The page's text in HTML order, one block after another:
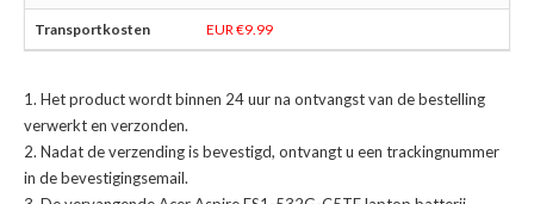
EUR €9.99
Het product wordt binnen 24 uur na ontvangst van de bestelling
verwerkt en verzonden.
Nadat de verzending is bevestigd, ontvangt u een trackingnummer
in de bevestigingsemail.